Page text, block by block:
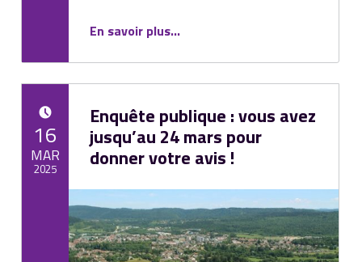
En savoir plus…
Enquête publique : vous avez
jusqu’au 24 mars pour
donner votre avis !
16
MAR
2025